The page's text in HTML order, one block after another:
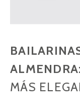
ALMENDRA
MÁS